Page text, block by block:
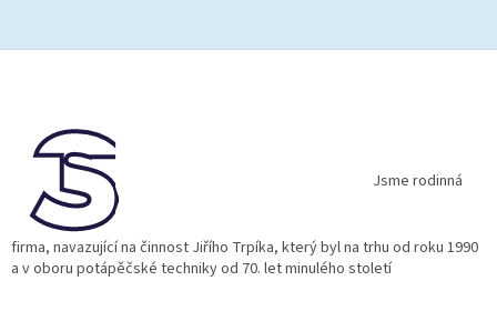
Jsme rodinná
firma, navazující na činnost Jiřího Trpíka, který byl na trhu od roku 1990
a v oboru potápěčské techniky od 70. let minulého století